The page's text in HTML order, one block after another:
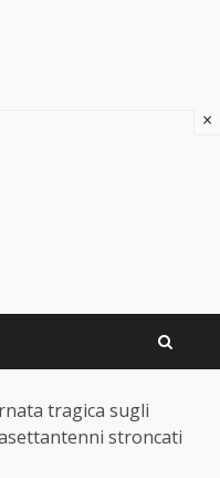
tragica sugli
stroncati
×